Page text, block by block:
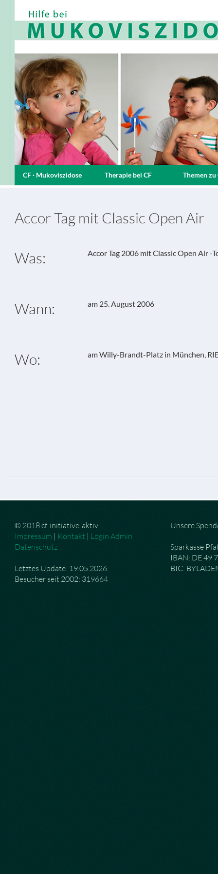
CF · Mukoviszidose Therapie bei CF Themen zu
Accor Tag mit Classic Open Air
Was: Accor Tag 2006 mit Classic Open Air -
Wann: am 25. August 2006
Wo: am Willy-Brandt-Platz in München,
© 2018 cf-initiative-aktiv
Impressum | Kontakt | Login Admin
Datenschutz
Letztes Update: 19.05.2026
Besucher seit 2002: 319664
Unsere
Sparkasse
IBAN: DE 49
BIC: